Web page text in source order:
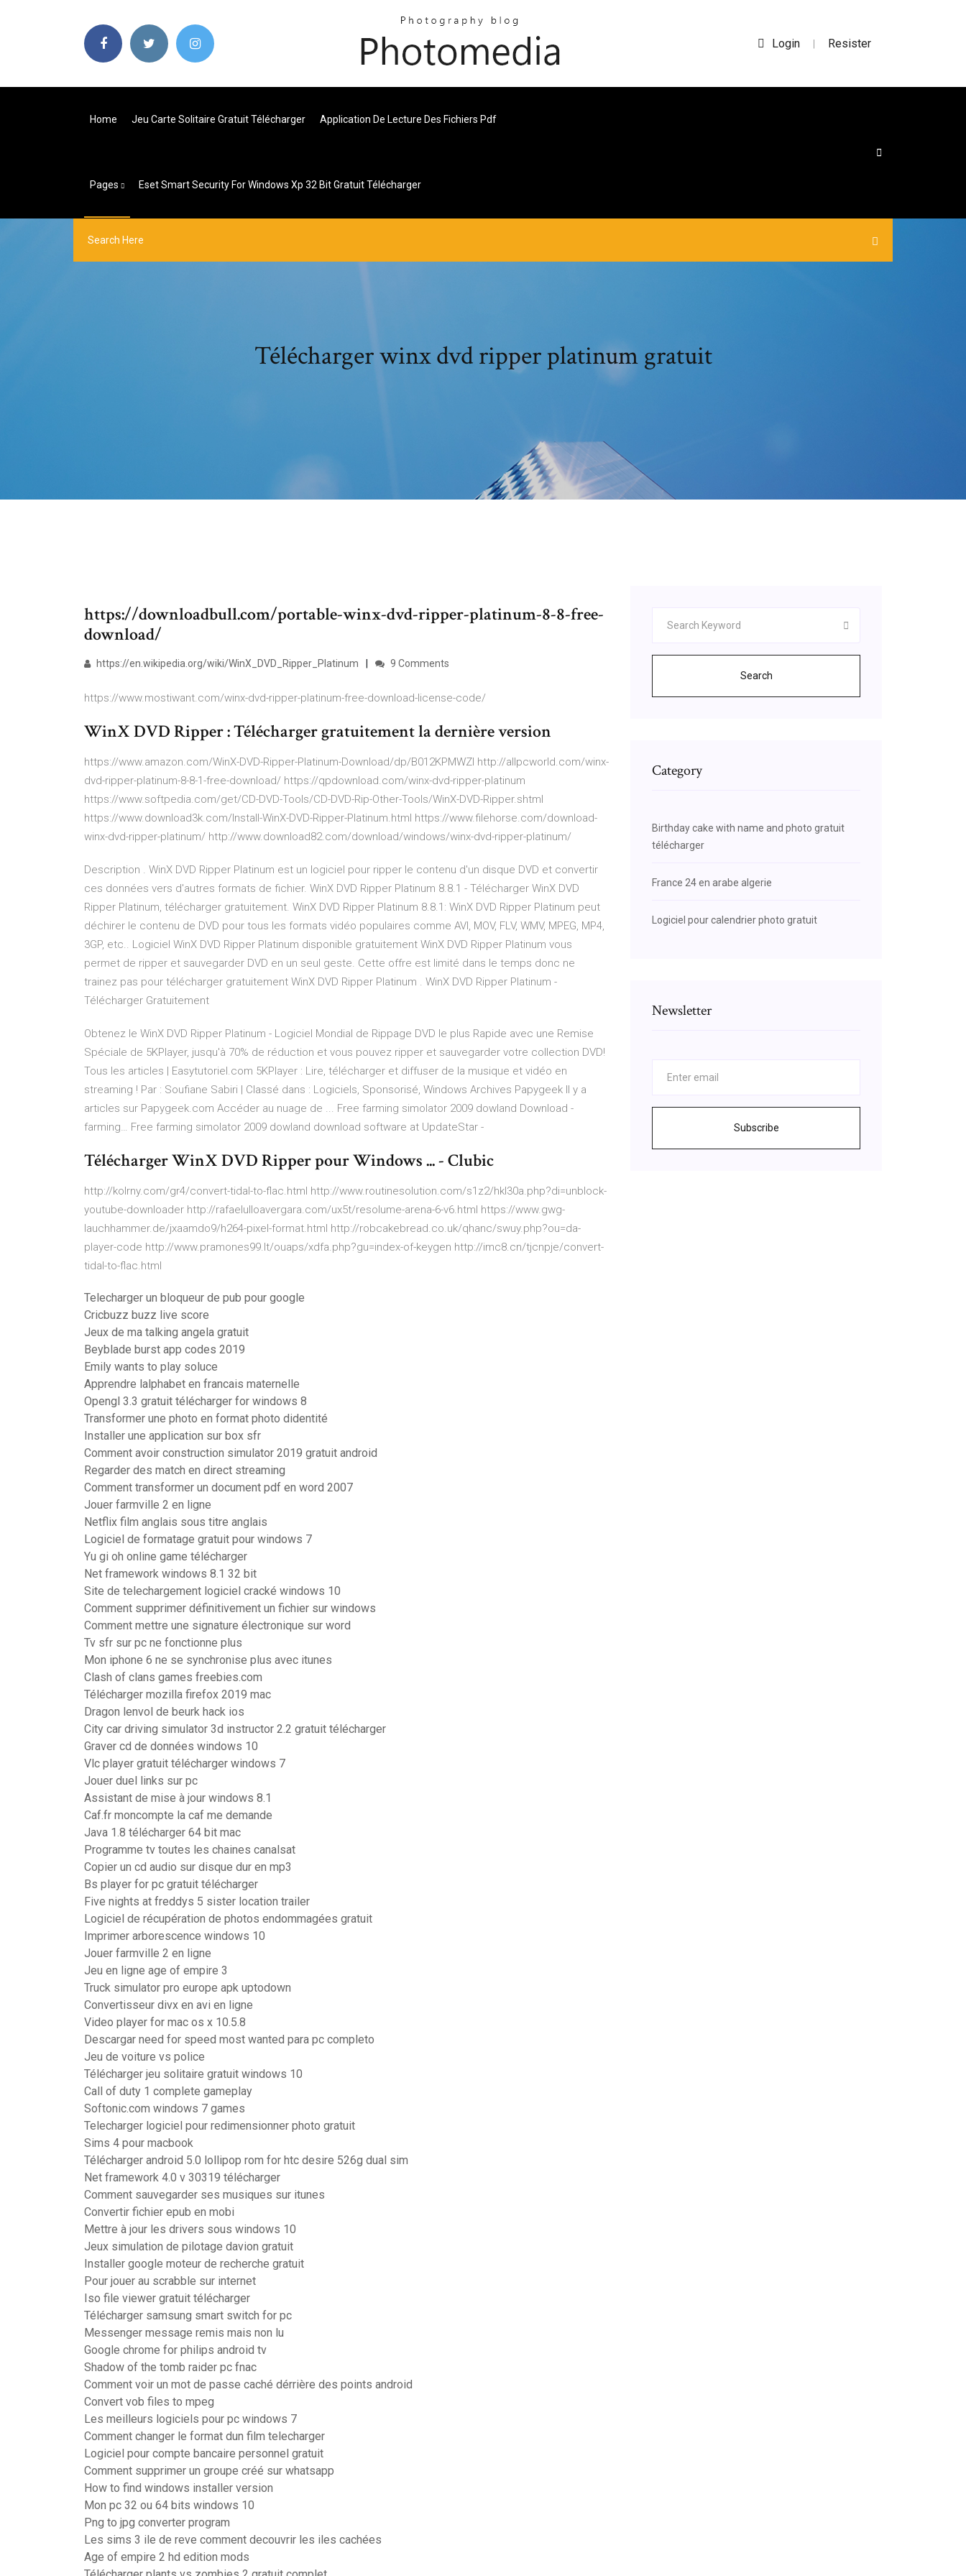
Login | Resister
Home Jeu Carte Solitaire Gratuit Télécharger Application De Lecture Des Fichiers Pdf
Pages Eset Smart Security For Windows Xp 32 Bit Gratuit Télécharger
Télécharger winx dvd ripper platinum gratuit
https://downloadbull.com/portable-winx-dvd-ripper-platinum-8-8-free-
download/
https://en.wikipedia.org/wiki/WinX_DVD_Ripper_Platinum 9 Comments
https://www.mostiwant.com/winx-dvd-ripper-platinum-free-download-license-code/
WinX DVD Ripper : Télécharger gratuitement la dernière version
https://www.amazon.com/WinX-DVD-Ripper-Platinum-Download/dp/B012KPMWZI http://allpcworld.com/winx-
dvd-ripper-platinum-8-8-1-free-download/ https://qpdownload.com/winx-dvd-ripper-platinum
https://www.softpedia.com/get/CD-DVD-Tools/CD-DVD-Rip-Other-Tools/WinX-DVD-Ripper.shtml
https://www.download3k.com/Install-WinX-DVD-Ripper-Platinum.html https://www.filehorse.com/download-
winx-dvd-ripper-platinum/ http://www.download82.com/download/windows/winx-dvd-ripper-platinum/
Description . WinX DVD Ripper Platinum est un logiciel pour ripper le contenu d'un disque DVD et convertir
ces données vers d'autres formats de fichier. WinX DVD Ripper Platinum 8.8.1 - Télécharger WinX DVD
Ripper Platinum, télécharger gratuitement. WinX DVD Ripper Platinum 8.8.1: WinX DVD Ripper Platinum peut
déchirer le contenu de DVD pour tous les formats vidéo populaires comme AVI, MOV, FLV, WMV, MPEG, MP4,
3GP, etc.. Logiciel WinX DVD Ripper Platinum disponible gratuitement WinX DVD Ripper Platinum vous
permet de ripper et sauvegarder DVD en un seul geste. Cette offre est limité dans le temps donc ne
trainez pas pour télécharger gratuitement WinX DVD Ripper Platinum . WinX DVD Ripper Platinum -
Télécharger Gratuitement
Obtenez le WinX DVD Ripper Platinum - Logiciel Mondial de Rippage DVD le plus Rapide avec une Remise
Spéciale de 5KPlayer, jusqu'à 70% de réduction et vous pouvez ripper et sauvegarder votre collection DVD!
Tous les articles | Easytutoriel.com 5KPlayer : Lire, télécharger et diffuser de la musique et vidéo en
streaming ! Par : Soufiane Sabiri | Classé dans : Logiciels, Sponsorisé, Windows Archives Papygeek Il y a
articles sur Papygeek.com Accéder au nuage de ... Free farming simolator 2009 dowland Download -
farming… Free farming simolator 2009 dowland download software at UpdateStar -
Télécharger WinX DVD Ripper pour Windows ... - Clubic
http://kolrny.com/gr4/convert-tidal-to-flac.html http://www.routinesolution.com/s1z2/hkl30a.php?di=unblock-
youtube-downloader http://rafaelulloavergara.com/ux5t/resolume-arena-6-v6.html https://www.gwg-
lauchhammer.de/jxaamdo9/h264-pixel-format.html http://robcakebread.co.uk/qhanc/swuy.php?ou=da-
player-code http://www.pramones99.lt/ouaps/xdfa.php?gu=index-of-keygen http://imc8.cn/tjcnpje/convert-
tidal-to-flac.html
Telecharger un bloqueur de pub pour google
Cricbuzz buzz live score
Jeux de ma talking angela gratuit
Beyblade burst app codes 2019
Emily wants to play soluce
Apprendre lalphabet en francais maternelle
Opengl 3.3 gratuit télécharger for windows 8
Transformer une photo en format photo didentité
Installer une application sur box sfr
Comment avoir construction simulator 2019 gratuit android
Regarder des match en direct streaming
Comment transformer un document pdf en word 2007
Jouer farmville 2 en ligne
Netflix film anglais sous titre anglais
Logiciel de formatage gratuit pour windows 7
Yu gi oh online game télécharger
Net framework windows 8.1 32 bit
Site de telechargement logiciel cracké windows 10
Comment supprimer définitivement un fichier sur windows
Comment mettre une signature électronique sur word
Tv sfr sur pc ne fonctionne plus
Mon iphone 6 ne se synchronise plus avec itunes
Clash of clans games freebies.com
Télécharger mozilla firefox 2019 mac
Dragon lenvol de beurk hack ios
City car driving simulator 3d instructor 2.2 gratuit télécharger
Graver cd de données windows 10
Vlc player gratuit télécharger windows 7
Jouer duel links sur pc
Assistant de mise à jour windows 8.1
Caf.fr moncompte la caf me demande
Java 1.8 télécharger 64 bit mac
Programme tv toutes les chaines canalsat
Copier un cd audio sur disque dur en mp3
Bs player for pc gratuit télécharger
Five nights at freddys 5 sister location trailer
Logiciel de récupération de photos endommagées gratuit
Imprimer arborescence windows 10
Jouer farmville 2 en ligne
Jeu en ligne age of empire 3
Truck simulator pro europe apk uptodown
Convertisseur divx en avi en ligne
Video player for mac os x 10.5.8
Descargar need for speed most wanted para pc completo
Jeu de voiture vs police
Télécharger jeu solitaire gratuit windows 10
Call of duty 1 complete gameplay
Softonic.com windows 7 games
Telecharger logiciel pour redimensionner photo gratuit
Sims 4 pour macbook
Télécharger android 5.0 lollipop rom for htc desire 526g dual sim
Net framework 4.0 v 30319 télécharger
Comment sauvegarder ses musiques sur itunes
Convertir fichier epub en mobi
Mettre à jour les drivers sous windows 10
Jeux simulation de pilotage davion gratuit
Installer google moteur de recherche gratuit
Pour jouer au scrabble sur internet
Iso file viewer gratuit télécharger
Télécharger samsung smart switch for pc
Messenger message remis mais non lu
Google chrome for philips android tv
Shadow of the tomb raider pc fnac
Comment voir un mot de passe caché dérrière des points android
Convert vob files to mpeg
Les meilleurs logiciels pour pc windows 7
Comment changer le format dun film telecharger
Logiciel pour compte bancaire personnel gratuit
Comment supprimer un groupe créé sur whatsapp
How to find windows installer version
Mon pc 32 ou 64 bits windows 10
Png to jpg converter program
Les sims 3 ile de reve comment decouvrir les iles cachées
Age of empire 2 hd edition mods
Search
Category
Birthday cake with name and photo gratuit
télécharger
France 24 en arabe algerie
Logiciel pour calendrier photo gratuit
Newsletter
Subscribe